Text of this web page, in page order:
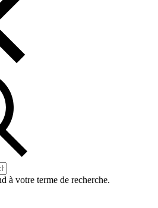
à votre terme de recherche.